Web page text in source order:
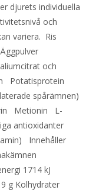
djurets individuella
och
variera. Ris
och
Potatisprotein
spårämnen)
Metionin L-
antioxidanter
Innehåller
1714 kJ
g Kolhydrater